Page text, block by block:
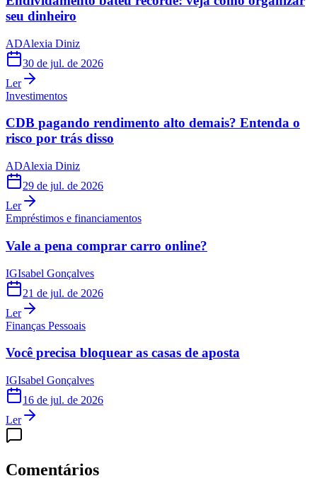
seu dinheiro
ADAlexia Diniz
30 de jul. de 2026
Ler
Investimentos
CDB pagando rendimento alto demais? Entenda o
risco por trás disso
ADAlexia Diniz
29 de jul. de 2026
Ler
Empréstimos e financiamentos
Vale a pena comprar carro online?
IGIsabel Gonçalves
21 de jul. de 2026
Ler
Finanças Pessoais
Você precisa bloquear as casas de aposta
IGIsabel Gonçalves
16 de jul. de 2026
Ler
Comentários